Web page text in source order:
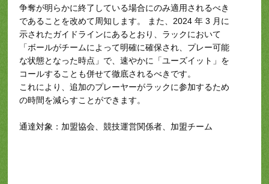
争奪が明らかに終了している場合にのみ適用されるべき
であることを改めて周知します。 また、2024 年 3 月に
示されたガイドラインにあるとおり、ラックにおいて
「ボールがチームによって明確に確保され、プレー可能
な状態となった時点」で、速やかに「ユーズイット」を
コールすることも併せて徹底されるべきです。
これにより、追加のプレーヤーがラックに参加するため
の時間を減らすことができます。
通達対象：加盟協会、競技運営関係者、加盟チーム